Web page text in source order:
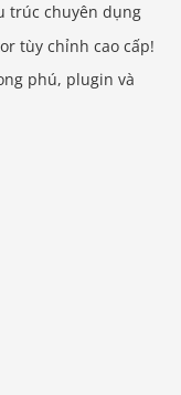
trúc chuyên dụng
tùy chỉnh cao cấp!
phú, plugin và